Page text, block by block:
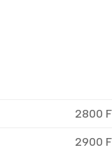
2800
2900